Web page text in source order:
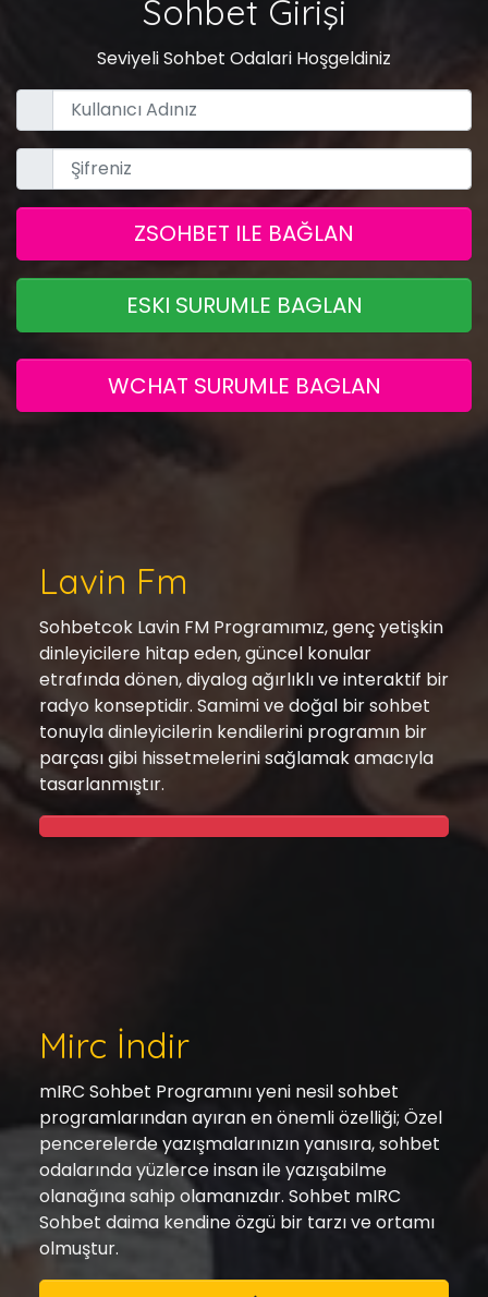
Sohbet Girişi
Seviyeli Sohbet Odalari Hoşgeldiniz
ZSOHBET ILE BAĞLAN
ESKI SURUMLE BAGLAN
WCHAT SURUMLE BAGLAN
Lavin Fm
Sohbetcok Lavin FM Programımız, genç yetişkin
dinleyicilere hitap eden, güncel konular
etrafında dönen, diyalog ağırlıklı ve interaktif bir
radyo konseptidir. Samimi ve doğal bir sohbet
tonuyla dinleyicilerin kendilerini programın bir
parçası gibi hissetmelerini sağlamak amacıyla
tasarlanmıştır.
Mirc İndir
mIRC Sohbet Programını yeni nesil sohbet
programlarından ayıran en önemli özelliği; Özel
pencerelerde yazışmalarınızın yanısıra, sohbet
odalarında yüzlerce insan ile yazışabilme
olanağına sahip olamanızdır. Sohbet mIRC
Sohbet daima kendine özgü bir tarzı ve ortamı
olmuştur.